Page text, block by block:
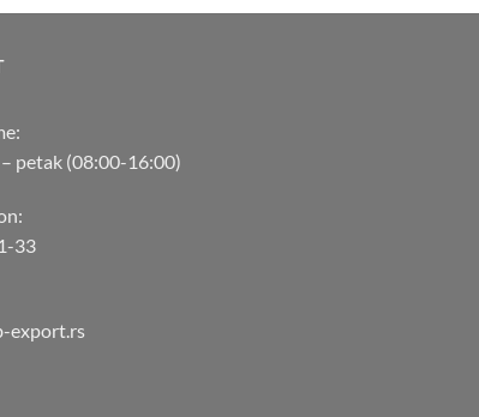
petak (08:00-16:00)
33
export.rs